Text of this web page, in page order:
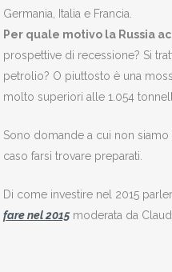
Germania, Italia e Francia.
Per quale motivo la Russia
prospettive di recessione? Si
petrolio? O piuttosto è una
molto superiori alle 1.054
Sono domande a cui non
caso farsi trovare preparati.
Di come investire nel 2015
fare nel 2015 moderata da